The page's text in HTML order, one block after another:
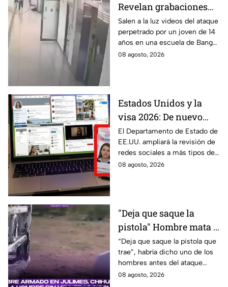
Revelan grabaciones
del tiroteo escolar que
dejó múltiples víctimas
Salen a la luz videos del ataque
perpetrado por un joven de 14
años en una escuela de Bang
Kruai, Tailandia. El saldo es de
08 agosto, 2026
Estados Unidos y la
visa 2026: De nuevo
revisarán las redes
sociales de mexicanos
que viaje a este país
El Departamento de Estado de
EE.UU. ampliará la revisión de
redes sociales a más tipos de
visa, incluyendo a mexicanos
08 agosto, 2026
"Deja que saque la
pistola" Hombre mata a
padre y hiere a su hijo
por supuestamente
invadir un camino
“Deja que saque la pistola que
trae”, habría dicho uno de los
hombres antes del ataque
armado en Julimes, Chihuahua
08 agosto, 2026